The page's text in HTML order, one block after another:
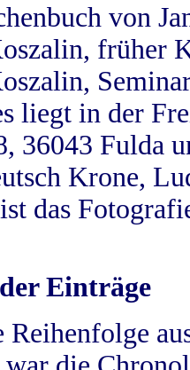
von
früher
liegt in der
36043 Fulda
Krone,
das
Einträge